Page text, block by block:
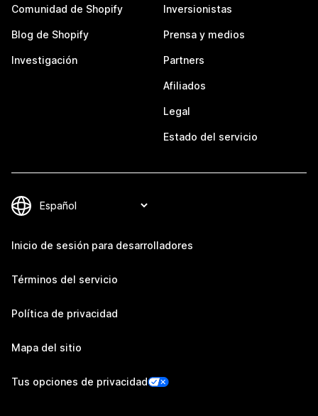
Comunidad de Shopify
Blog de Shopify
Investigación
Inversionistas
Prensa y medios
Partners
Afiliados
Legal
Estado del servicio
Inicio de sesión para desarrolladores
Términos del servicio
Política de privacidad
Mapa del sitio
Tus opciones de privacidad